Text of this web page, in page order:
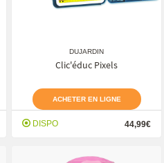
DUJARDIN
Clic'éduc Pixels
ACHETER EN LIGNE
DISPO 44,99€